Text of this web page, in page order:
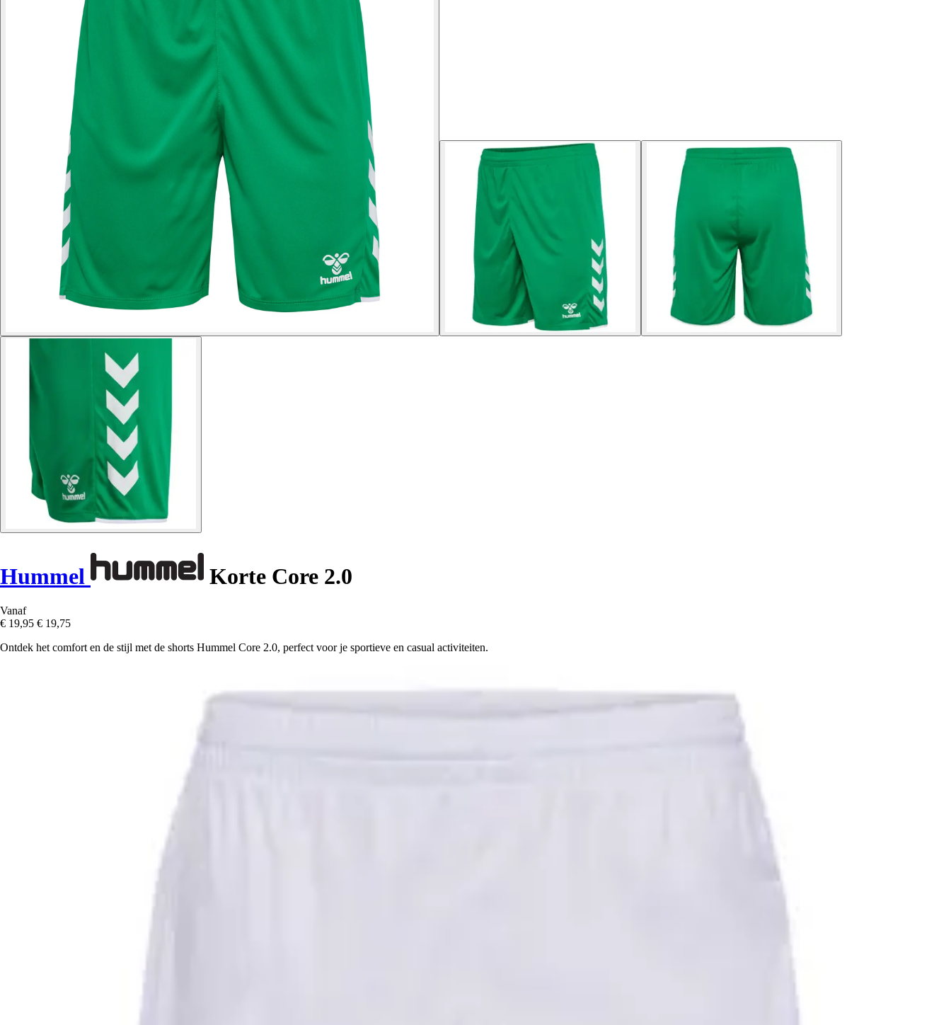
Hummel Korte Core 2.0
Vanaf
€ 19,95 € 19,75
Ontdek het comfort en de stijl met de shorts Hummel Core 2.0, perfect voor je sportieve en casual activiteiten.